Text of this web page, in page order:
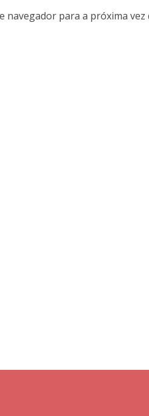
navegador para a próxima vez